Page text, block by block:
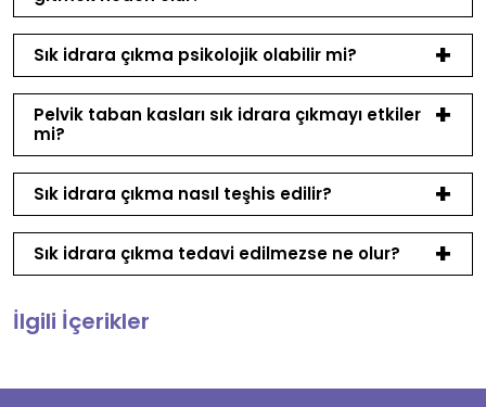
Sık idrara çıkma psikolojik olabilir mi?
Pelvik taban kasları sık idrara çıkmayı etkiler
mi?
Sık idrara çıkma nasıl teşhis edilir?
Sık idrara çıkma tedavi edilmezse ne olur?
İlgili İçerikler